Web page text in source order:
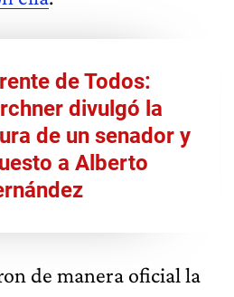
de Todos:
divulgó la
de un senador y
a Alberto
de manera oficial la